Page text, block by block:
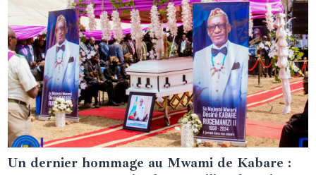
10 août 2024
Un dernier hommage au Mwami de Kabare :